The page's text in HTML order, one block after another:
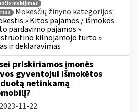
mokėjimas
Mokesčių žinyno kategorijos:
» Kitos pajamos / išmokos
pardavimo pajamos »
kilnojamojo turto »
ir deklaravimas
priskiriamos įmonės
gyventojui išmokėtos
netinkamą
2023-11-22